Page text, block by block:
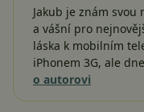
Jakub je znám svou
a vášní pro
láska k mobilním
iPhonem 3G, ale
o autorovi